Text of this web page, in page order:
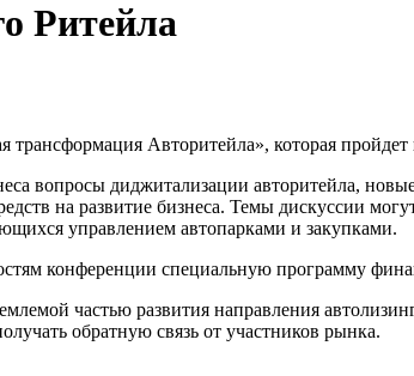
Ритейла
Авторитейла», которая
вопросы диджитализации авторитейла,
на развитие бизнеса. Темы дискуссии
управлением автопарками и закупками.
конференции специальную программу
частью развития направления
обратную связь от участников рынка.